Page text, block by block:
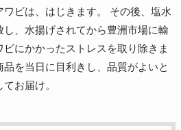
ビは、はじきます。 その後、塩水
し、水揚げされてから豊洲市場に輸
にかかったストレスを取り除きま
を当日に目利きし、品質がよいと
お届け。